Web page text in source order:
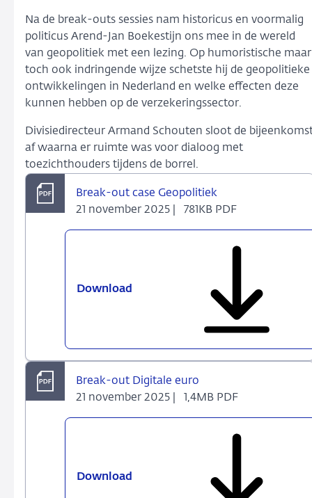
Na de break-outs sessies nam historicus en voormalig
politicus Arend-Jan Boekestijn ons mee in de wereld
van geopolitiek met een lezing. Op humoristische maar
toch ook indringende wijze schetste hij de geopolitieke
ontwikkelingen in Nederland en welke effecten deze
kunnen hebben op de verzekeringssector.
Divisiedirecteur Armand Schouten sloot de
af waarna er ruimte was voor dialoog met
toezichthouders tijdens de borrel.
Break-out case Geopolitiek
21 november 2025 |
781KB PDF
Download
Break-out Digitale euro
21 november 2025 |
1,4MB PDF
Download